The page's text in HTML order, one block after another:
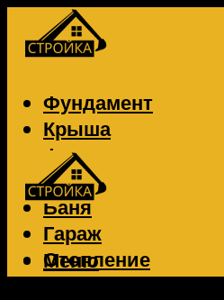
Фундамент
Крыша
Фасад
Забор
Баня
Гараж
Отопление
Вентиляция
Меню